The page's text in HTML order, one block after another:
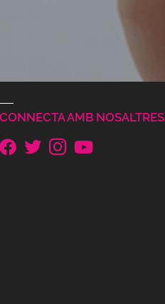
AMB NOSALTRES